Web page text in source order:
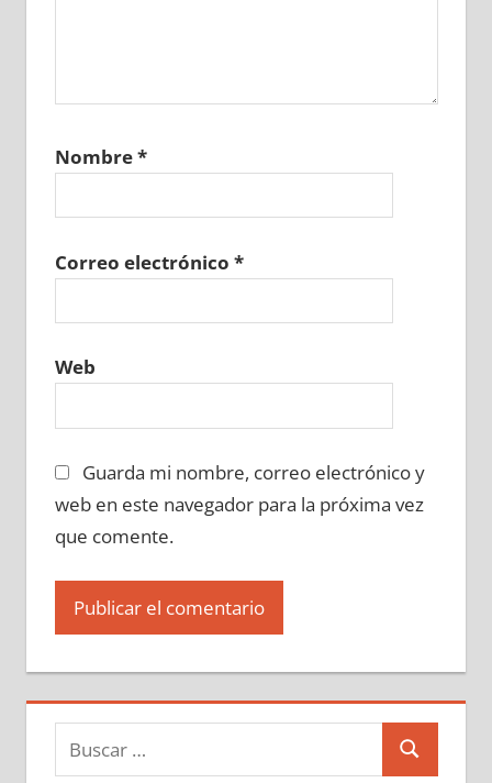
Nombre*
Correo electrónico *
Web
Guarda mi nombre, correo electrónico y
web en este navegador para la próxima vez
que comente.
Buscar